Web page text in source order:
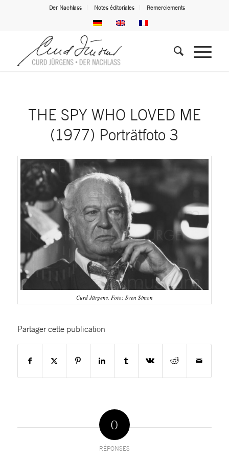
Der Nachlass Notes éditoriales Remerciements
THE SPY WHO LOVED ME
(1977) Porträtfoto 3
Curd Jürgens. Foto: Sven Simon
Partager cette publication
0
RÉPONSES